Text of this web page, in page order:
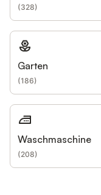
(328)
Garten
(186)
Waschmaschine
(208)